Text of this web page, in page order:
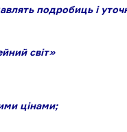
подробиць і
світ»
цінами;